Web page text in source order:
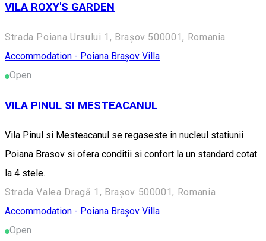
VILA ROXY'S GARDEN
Strada Poiana Ursului 1, Brașov 500001, Romania
Accommodation - Poiana Brașov Villa
Open
VILA PINUL SI MESTEACANUL
Vila Pinul si Mesteacanul se regaseste in nucleul statiunii
Poiana Brasov si ofera conditii si confort la un standard cotat
la 4 stele.
Strada Valea Dragă 1, Brașov 500001, Romania
Accommodation - Poiana Brașov Villa
Open